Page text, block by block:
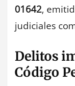
01642,
judiciales
Delitos
Código